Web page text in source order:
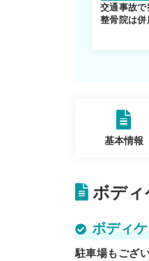
交通事故で
整骨院は併
基本情報
ボディ
ボディ
駐車場もござ